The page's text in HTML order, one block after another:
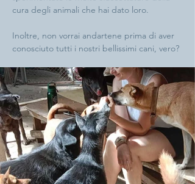
cura degli animali che hai dato loro.
Inoltre, non vorrai andartene prima di aver
conosciuto tutti i nostri bellissimi cani, vero?